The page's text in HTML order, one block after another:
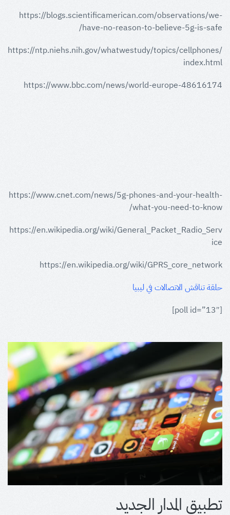
https://blogs.scientificamerican.com/observations/we-
have-no-reason-to-believe-5g-is-safe/
https://ntp.niehs.nih.gov/whatwestudy/topics/cellphones/
index.html
https://www.bbc.com/news/world-europe-48616174
https://www.cnet.com/news/5g-phones-and-your-health-
what-you-need-to-know/
https://en.wikipedia.org/wiki/General_Packet_Radio_Serv
ice
https://en.wikipedia.org/wiki/GPRS_core_network
حلقة تناقش الاتصالات في ليبيا
[poll id=”13″]
تطبيق المدار الجديد